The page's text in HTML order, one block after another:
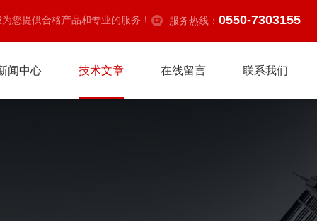
您提供合格产品和专业的服务！ 服务热线： 0550-7303155
闻中心 技术文章 在线留言 联系我们